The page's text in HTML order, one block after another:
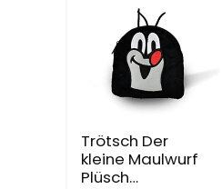
Trötsch Der
kleine Maulwurf
Plüsch